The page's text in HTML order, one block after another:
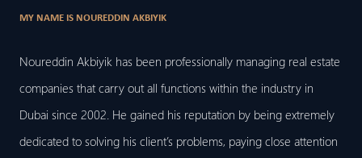
MY NAME IS NOUREDDIN AKBIYIK
Noureddin Akbiyik has been professionally managing real estate
companies that carry out all functions within the industry in
Dubai since 2002. He gained his reputation by being extremely
dedicated to solving his client’s problems, paying close attention